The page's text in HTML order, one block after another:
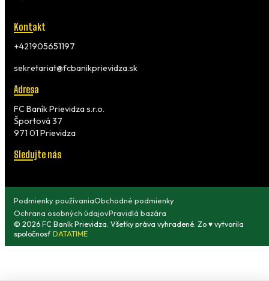
Kontakt
+421905651197
sekretariat@fcbanikprievidza.sk
Adresa
FC Baník Prievidza s.r.o.
Športová 37
971 01 Prievidza
Sledujte nás
© 2026 FC Baník Prievidza. Všetky práva vyhradené. Zo ♥ vytvorila
spoločnosť DATATIME
Podmienky používaniaObchodné podmienky
Ochrana osobných údajovPravidlá bazára